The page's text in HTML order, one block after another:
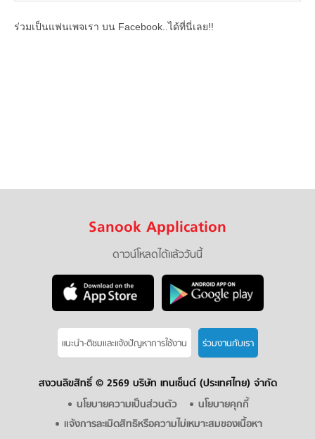
ร่วมเป็นแฟนเพจเรา บน Facebook..ได้ที่นี่เลย!!
Sanook Application
ดาวน์โหลดได้แล้ววันนี้
แนะนำ-ติชมเเละแจ้งปัญหาการใช้งาน ร่วมงานกับเรา
สงวนลิขสิทธิ์ © 2569 บริษัท เทนเซ็นต์ (ประเทศไทย) จำกัด
นโยบายความเป็นส่วนตัว
นโยบายคุกกี้
แจ้งการละเมิดสิทธิหรือความไม่เหมาะสมของเนื้อหา